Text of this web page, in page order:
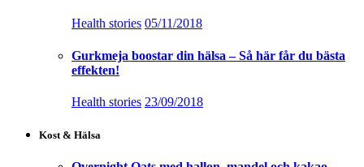
Health stories 05/11/2018
Gurkmeja boostar din hälsa – Så här får du bästa
effekten!
Health stories 23/09/2018
Kost & Hälsa